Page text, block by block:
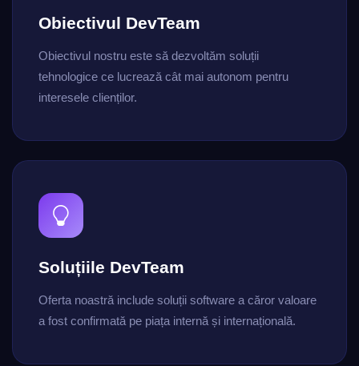
Obiectivul DevTeam
Obiectivul nostru este să dezvoltăm soluții
tehnologice ce lucrează cât mai autonom pentru
interesele clienților.
Soluțiile DevTeam
Oferta noastră include soluții software a căror valoare
a fost confirmată pe piața internă și internațională.